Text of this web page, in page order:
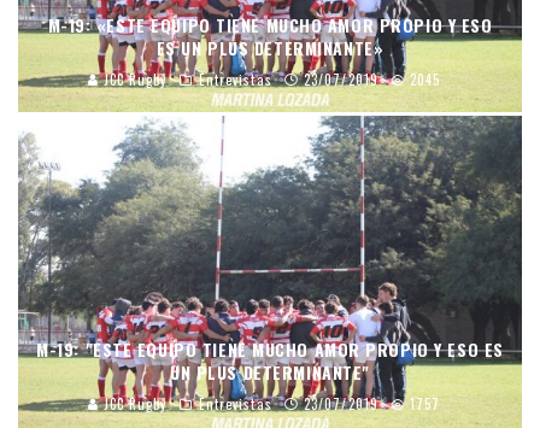
M-19: «ESTE EQUIPO TIENE MUCHO AMOR PROPIO Y ESO
ES UN PLUS DETERMINANTE»
JCC Rugby Entrevistas 23/07/2019 2045
M-19: "ESTE EQUIPO TIENE MUCHO AMOR PROPIO Y ESO ES
UN PLUS DETERMINANTE"
JCC Rugby Entrevistas 23/07/2019 1757